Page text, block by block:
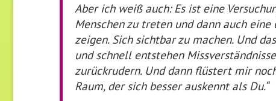
Aber ich weiß auch: Es ist eine
Menschen zu treten und dann auch
zeigen. Sich sichtbar zu machen. Und
und schnell entstehen
zurückrudern. Und dann flüstert mir
Raum, der sich besser auskennt als Du.“